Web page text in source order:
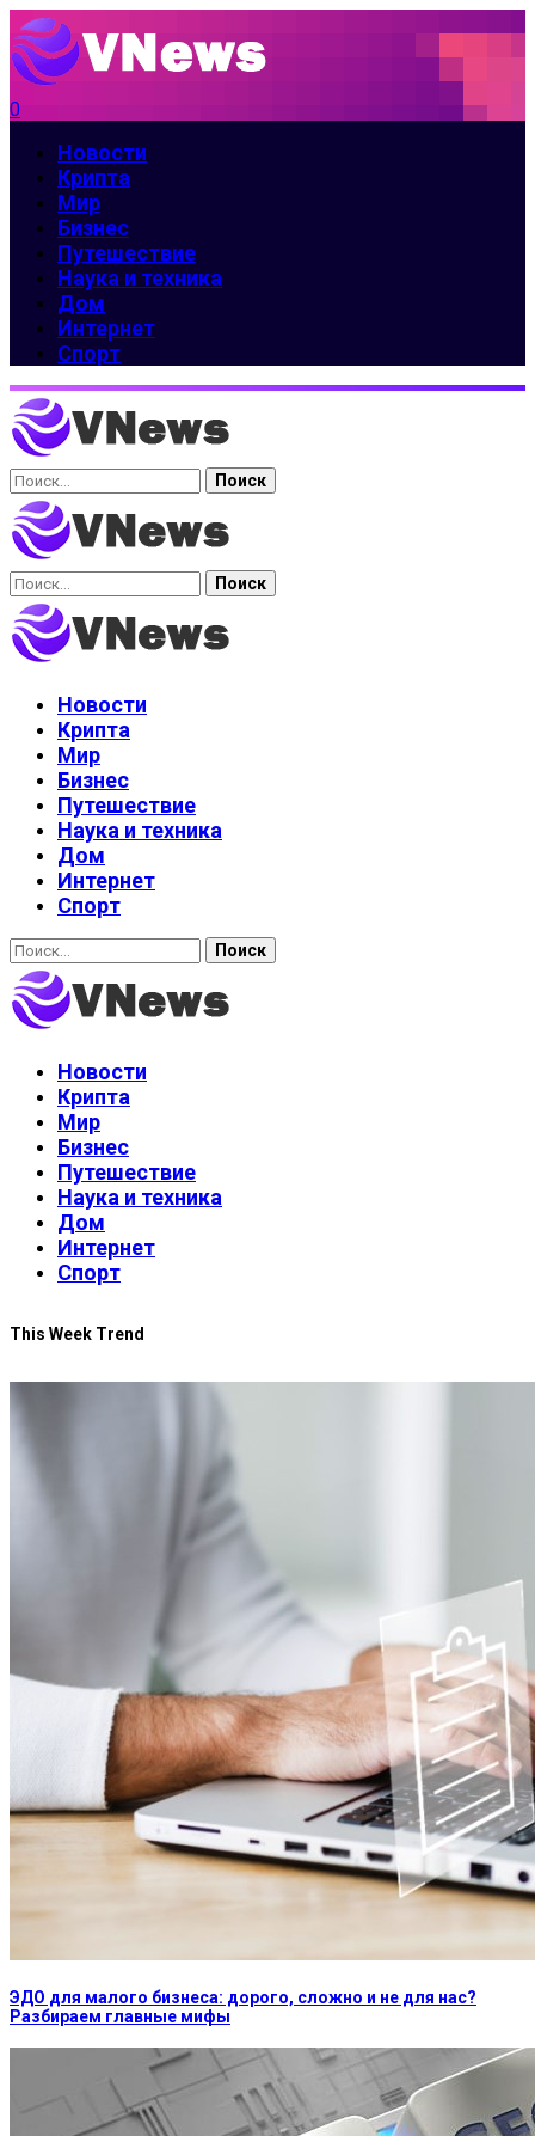
0
Новости
Крипта
Мир
Бизнес
Путешествие
Наука и техника
Дом
Интернет
Спорт
Найти:
Найти:
Новости
Крипта
Мир
Бизнес
Путешествие
Наука и техника
Дом
Интернет
Спорт
Найти:
Новости
Крипта
Мир
Бизнес
Путешествие
Наука и техника
Дом
Интернет
Спорт
This Week Trend
ЭДО для малого бизнеса: дорого, сложно и не для нас?
Разбираем главные мифы